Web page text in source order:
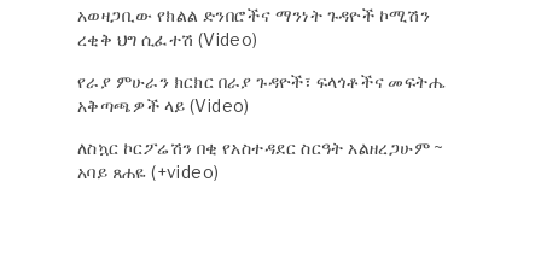
አወዛጋቢው የክልል ድንበሮችና ማንነት ጉዳዮች ኮሚሽን
ረቂቅ ህግ ሲፈተሽ (Video)
የራያ ምሁራን ክርክር በራያ ጉዳዮች፣ ፍላጎቶችና መፍትሔ
አቅጣጫዎች ላይ (Video)
ለስኳር ኮርፖሬሽን በቂ የአስተዳደር ስርዓት አልዘረጋሁም ~
አባይ ጸሐዬ (+video)